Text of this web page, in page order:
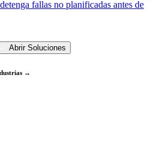
fallas no planificadas antes de
Abrir Soluciones
→